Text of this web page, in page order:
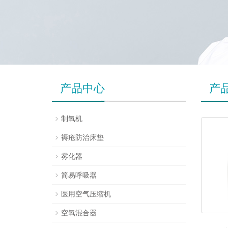
产
产品中心
制氧机
褥疮防治床垫
雾化器
简易呼吸器
医用空气压缩机
空氧混合器